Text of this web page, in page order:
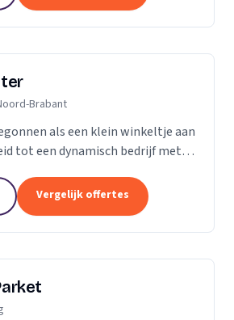
Brabant
als een klein winkeltje aan
tot een dynamisch bedrijf met
het gebied van parket, kurk en...
Vergelijk offertes